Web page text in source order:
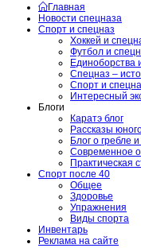
Главная
Новости спецназа
Спорт и спецназ
Хоккей и
Футбол и
Единоборства
Спецназ –
Спорт и
Интересный
Блоги
Каратэ блог
Рассказы
Блог о гребле
Современное
Практическая
Спорт после 40
Общее
Здоровье
Упражнения
Виды спорта
Инвентарь
Реклама на сайте